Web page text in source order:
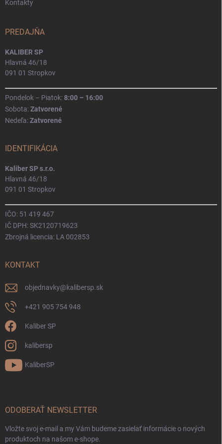
Kontakty
PREDAJŇA
KALIBER SP
Hlavná 46/18
091 01 Stropkov
Pondelok – Piatok:8:00 – 16:00
Sobota:Zatvorené
Nedeľa:Zatvorené
IDENTIFIKÁCIA
Kaliber SP s.r.o.
Hlavná 46/18
091 01 Stropkov
IČO: 51 419 467
IČ DPH: SK2120719623
Zbrojná licencia: LA 002853
KONTAKT
objednavky@kalibersp.sk
+421 905 754 948
Kaliber SP
kalibersp
KaliberSP
ODOBERAŤ NEWSLETTER
Vložte svoj e-mail a my Vám budeme zasielať informácie o nových
produktoch na našom e-shope.